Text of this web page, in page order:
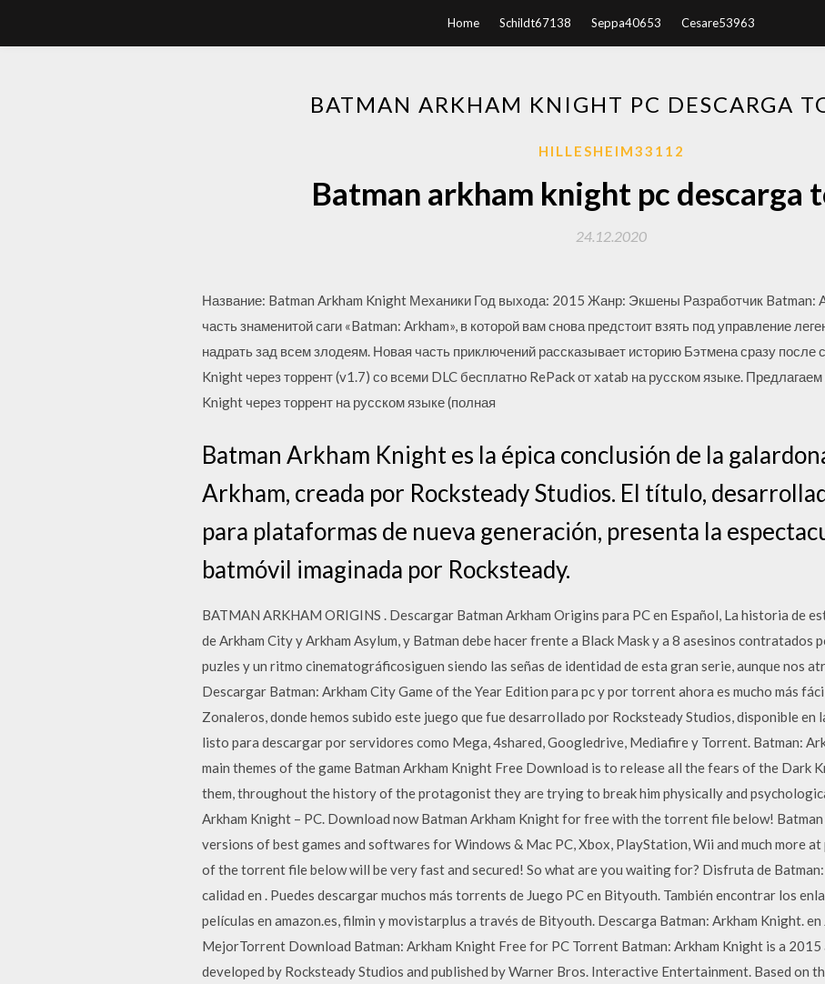
Home Schildt67138 Seppa40653 Cesare53963
BATMAN ARKHAM KNIGHT PC DESCARGA
HILLESHEIM33112
Batman arkham knight pc descarga
24.12.2020
Название: Batman Arkham Knight Механики Год выхода: 2015 Жанр: Экшены Разработчик Batman:
часть знаменитой саги «Batman: Arkham», в которой вам снова предстоит взять под управление
надрать зад всем злодеям. Новая часть приключений рассказывает историю Бэтмена сразу после
Knight через торрент (v1.7) со всеми DLC бесплатно RePack от xatab на русском языке. Предлагаем
Knight через торрент на русском языке (полная
Batman Arkham Knight es la épica conclusión de la
Arkham, creada por Rocksteady Studios. El título,
para plataformas de nueva generación, presenta la
batmóvil imaginada por Rocksteady.
BATMAN ARKHAM ORIGINS . Descargar Batman Arkham Origins para PC en Español, La historia de
de Arkham City y Arkham Asylum, y Batman debe hacer frente a Black Mask y a 8 asesinos contratados
puzles y un ritmo cinematográficosiguen siendo las señas de identidad de esta gran serie, aunque nos
Descargar Batman: Arkham City Game of the Year Edition para pc y por torrent ahora es mucho más
Zonaleros, donde hemos subido este juego que fue desarrollado por Rocksteady Studios, disponible
listo para descargar por servidores como Mega, 4shared, Googledrive, Mediafire y Torrent. Batman:
main themes of the game Batman Arkham Knight Free Download is to release all the fears of the Dark
them, throughout the history of the protagonist they are trying to break him physically and
Arkham Knight – PC. Download now Batman Arkham Knight for free with the torrent file below!
versions of best games and softwares for Windows & Mac PC, Xbox, PlayStation, Wii and much more
of the torrent file below will be very fast and secured! So what are you waiting for? Disfruta de
calidad en . Puedes descargar muchos más torrents de Juego PC en Bityouth. También encontrar los
películas en amazon.es, filmin y movistarplus a través de Bityouth. Descarga Batman: Arkham Knight. en
MejorTorrent Download Batman: Arkham Knight Free for PC Torrent Batman: Arkham Knight is a
developed by Rocksteady Studios and published by Warner Bros. Interactive Entertainment. Based on